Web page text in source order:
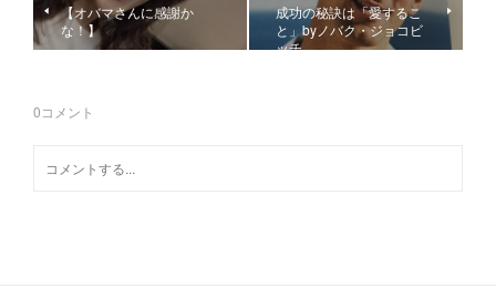
【オバマさんに感謝か
な！】
成功の秘訣は「愛するこ
と」byノバク・ジョコビ
ッチ
0コメント